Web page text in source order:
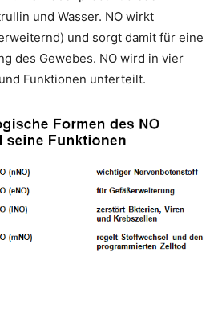
und Wasser. NO wirkt
und sorgt damit für eine
des Gewebes. NO wird in vier
Funktionen unterteilt.